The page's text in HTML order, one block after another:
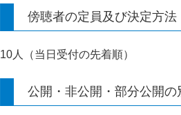
傍聴者の定員及び決定方法
10人（当日受付の先着順）
公開・非公開・部分公開の